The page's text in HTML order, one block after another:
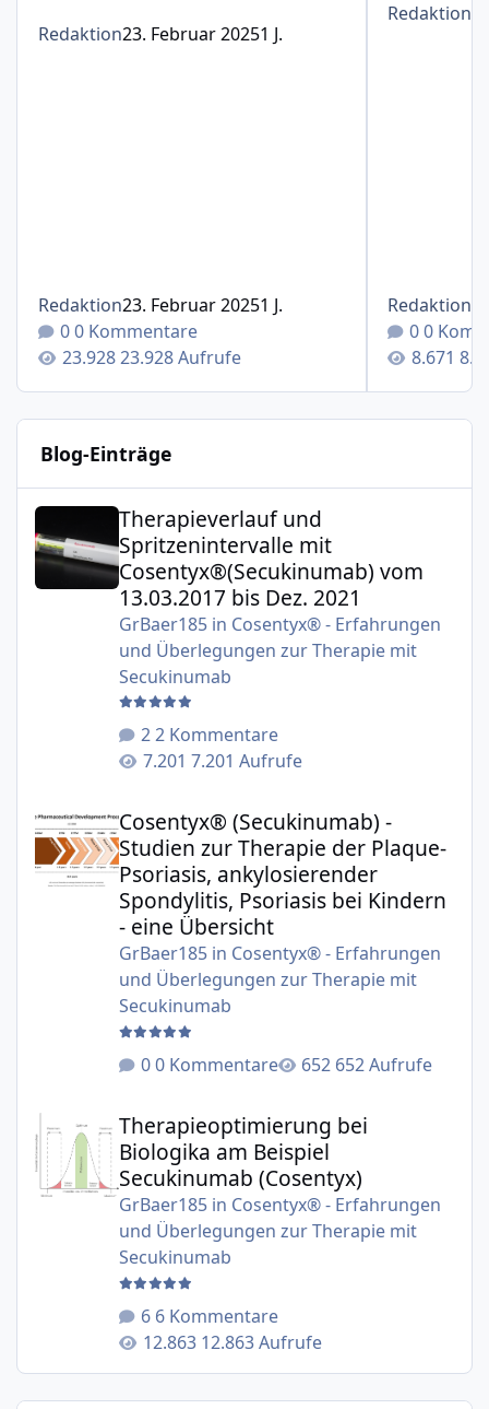
Redaktion23. Februar 20251 J.
Redaktion23. Februar 20251 J.
0 Kommentare
23.928 Aufrufe
Redaktion
Redaktion
0
Blog-Einträge
Therapieverlauf und Spritzenintervalle mit
Therapieverlauf und
Spritzenintervalle mit
Cosentyx®(Secukinumab) vom
13.03.2017 bis Dez. 2021
GrBaer185in Cosentyx® - Erfahrungen
und Überlegungen zur Therapie mit
Secukinumab
2 Kommentare
7.201 Aufrufe
Cosentyx® (Secukinumab) -
Studien zur Therapie der Plaque-
Psoriasis, ankylosierender
Spondylitis, Psoriasis bei Kindern
- eine Übersicht
GrBaer185in Cosentyx® - Erfahrungen
und Überlegungen zur Therapie mit
Secukinumab
0 Kommentare
652 Aufrufe
Therapieoptimierung bei Biologika am Beispiel
Therapieoptimierung bei
Biologika am Beispiel
Secukinumab (Cosentyx)
GrBaer185in Cosentyx® - Erfahrungen
und Überlegungen zur Therapie mit
Secukinumab
6 Kommentare
12.863 Aufrufe